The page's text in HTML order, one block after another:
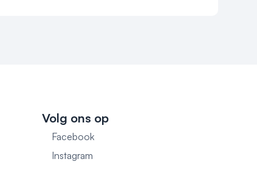
Volg ons op
Facebook
Instagram